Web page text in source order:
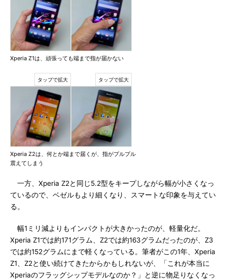
Xperia Z1は、頑張っても端まで指が届かない
Xperia Z2は、何とか端まで届くが、指がプルプル
震えてしまう
一方、Xperia Z2と同じ5.2型をキープしながら幅が小さくなっ
ているので、ベゼルもより細くなり、スマートな印象を与えてい
る。
幅1ミリ減よりもインパクトが大きかったのが、軽量化だ。
Xperia Z1では約171グラム、Z2では約163グラムだったのが、Z3
では約152グラムにまで軽くなっている。筆者がこの1年、Xperia
Z1、Z2と使い続けてきたからかもしれないが、「これが本当に
Xperiaのフラッグシップモデルなのか？」と逆に物足りなくなっ